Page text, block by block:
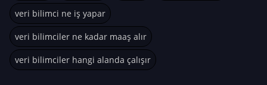
veri bilimci ne iş yapar
veri bilimciler ne kadar maaş alır
veri bilimciler hangi alanda çalışır